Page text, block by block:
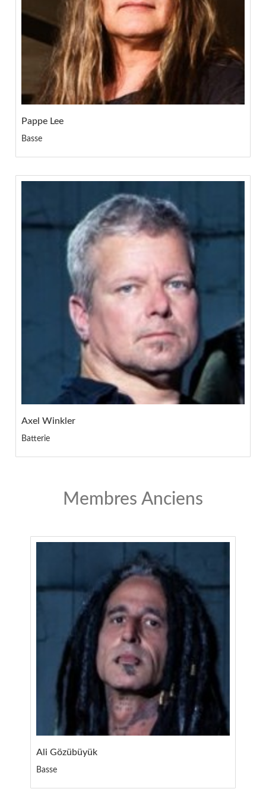
Pappe Lee
Basse
Axel Winkler
Batterie
Membres Anciens
Ali Gözübüyük
Basse